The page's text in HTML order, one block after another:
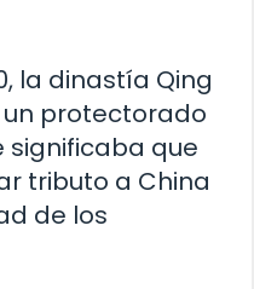
la dinastía Qing
protectorado
significaba que
tributo a China
de los